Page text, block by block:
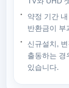
약정 기간
반환금이 부
신규설치,
출동하는 경
있습니다.